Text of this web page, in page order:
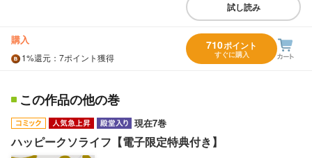
試し読み
購入
1%還元 ：7ポイント獲得
710ポイント
すぐに購入
この作品の他の巻
現在7巻
ハッピークソライフ【電子限定特典付き】